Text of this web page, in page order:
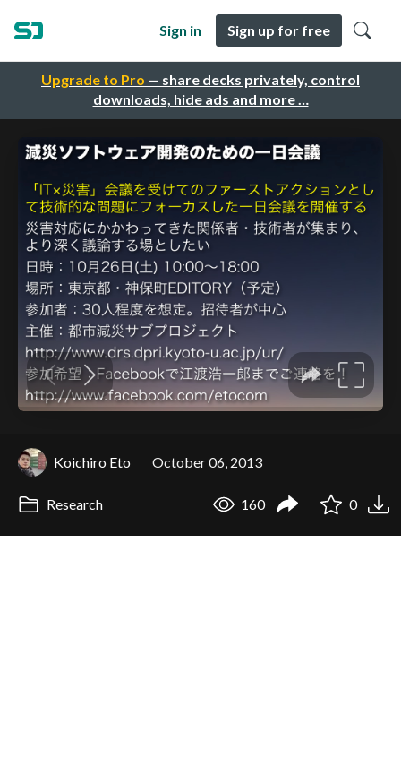
Upgrade to Pro — share decks privately, control
downloads, hide ads and more …
Sign in Sign up for free
Koichiro Eto October 06, 2013
Research 160 0